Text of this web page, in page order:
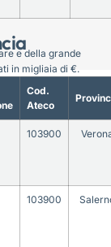
Cod.
Ateco
103900
103900
e della grande
in migliaia di €.